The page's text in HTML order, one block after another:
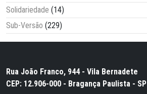
Solidariedade (14)
Sub-Versão (229)
Rua João Franco, 944 - Vila Bernadete
CEP: 12.906-000 - Bragança Paulista - SP